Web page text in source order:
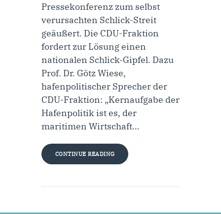
Pressekonferenz zum selbst
verursachten Schlick-Streit
geäußert. Die CDU-Fraktion
fordert zur Lösung einen
nationalen Schlick-Gipfel. Dazu
Prof. Dr. Götz Wiese,
hafenpolitischer Sprecher der
CDU-Fraktion: „Kernaufgabe der
Hafenpolitik ist es, der
maritimen Wirtschaft…
CONTINUE READING